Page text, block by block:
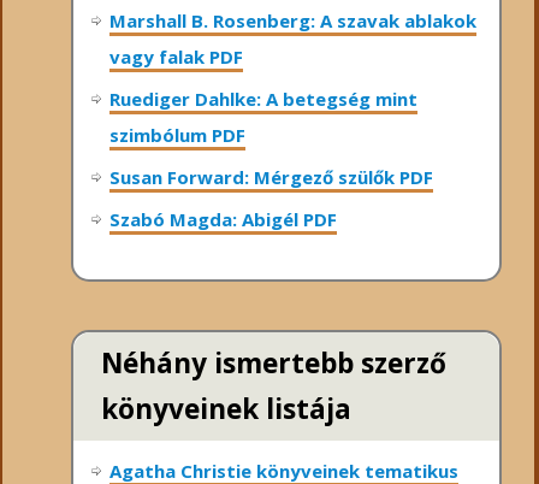
Marshall B. Rosenberg: A szavak ablakok
vagy falak PDF
Ruediger Dahlke: A betegség mint
szimbólum PDF
Susan Forward: Mérgező szülők PDF
Szabó Magda: Abigél PDF
Néhány ismertebb szerző
könyveinek listája
Agatha Christie könyveinek tematikus